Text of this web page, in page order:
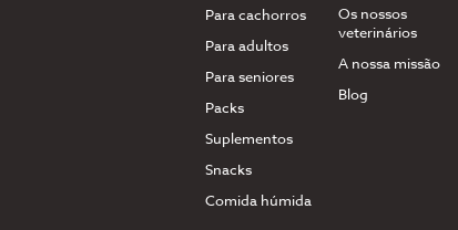
Para cachorros
Para adultos
Para seniores
Packs
Suplementos
Snacks
Comida húmida
Os nossos
veterinários
A nossa missão
Blog